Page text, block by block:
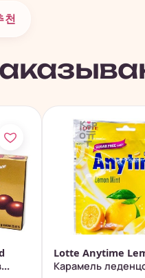
천
Lotte Anytime
Карамель